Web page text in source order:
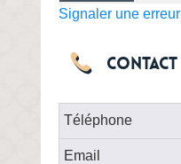
Signaler une erreur
Contact
Téléphone
Email